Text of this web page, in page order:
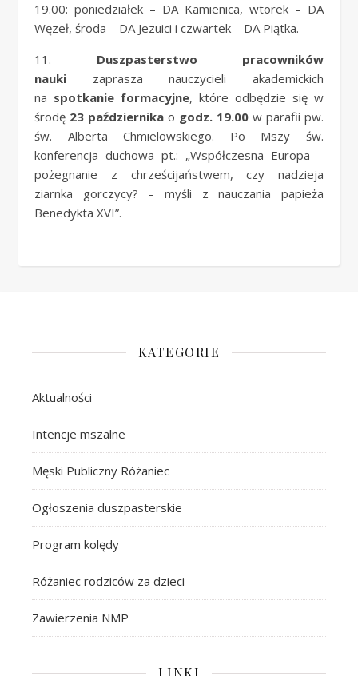
19.00: poniedziałek – DA Kamienica, wtorek – DA
Węzeł, środa – DA Jezuici i czwartek – DA Piątka.
11. Duszpasterstwo pracowników
nauki zaprasza nauczycieli akademickich
na spotkanie formacyjne, które odbędzie się w
środę 23 października o godz. 19.00 w parafii pw.
św. Alberta Chmielowskiego. Po Mszy św.
konferencja duchowa pt.: „Współczesna Europa –
pożegnanie z chrześcijaństwem, czy nadzieja
ziarnka gorczycy? – myśli z nauczania papieża
Benedykta XVI”.
KATEGORIE
Aktualności
Intencje mszalne
Męski Publiczny Różaniec
Ogłoszenia duszpasterskie
Program kolędy
Różaniec rodziców za dzieci
Zawierzenia NMP
LINKI